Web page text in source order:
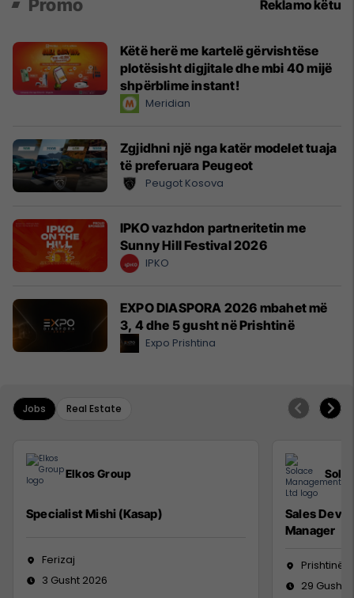
Promo Reklamo këtu
Këtë herë me kartelë gërvishtëse
plotësisht digjitale dhe mbi 40 mijë
shpërblime instant!
Meridian
Zgjidhni një nga katër modelet tuaja
të preferuara Peugeot
Peugot Kosova
IPKO vazhdon partneritetin me
Sunny Hill Festival 2026
IPKO
EXPO DIASPORA 2026 mbahet më
3, 4 dhe 5 gusht në Prishtinë
Expo Prishtina
Jobs Real Estate
Elkos Group
Specialist Mishi (Kasap)
Ferizaj
3 Gusht 2026
Sales
Manager
Prishtinë
29 Gusht